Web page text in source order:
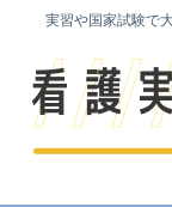
実習や国家試験で